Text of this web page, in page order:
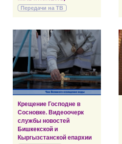
Передачи на ТВ
Крещение Господне в
Сосновке. Видеоочерк
службы новостей
Бишкекской и
Кыргызстанской епархии